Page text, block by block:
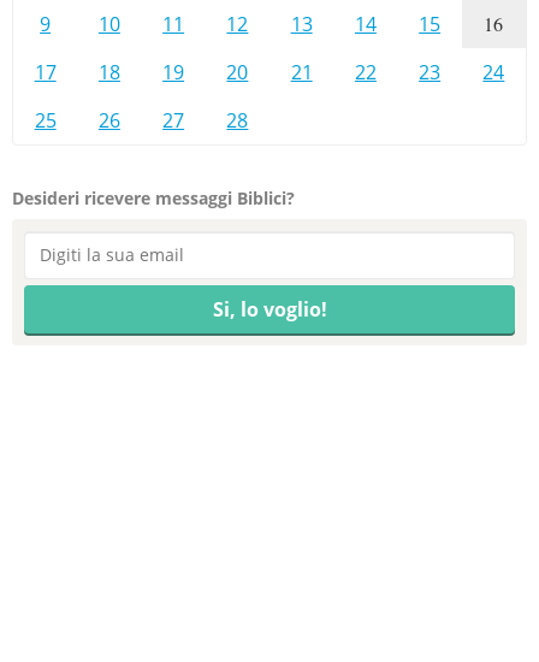
9
10 11 12 13 14 15 16
17 18 19 20 21 22 23
24
25
26 27 28
Desideri ricevere messaggi Biblici?